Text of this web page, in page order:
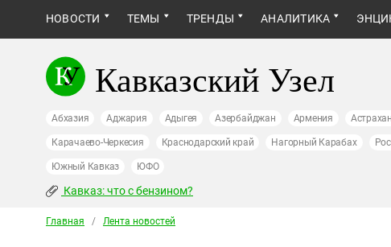
НОВОСТИ ТЕМЫ ТРЕНДЫ АНАЛИТИКА
Кавказский Узел
Абхазия Аджария Адыгея Азербайджан Армения
Карачаево-Черкесия Краснодарский край Нагорный Карабах
Южный Кавказ ЮФО
Кавказ: что с бензином?
Главная / Лента новостей